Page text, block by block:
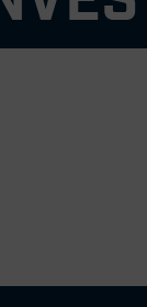
Anpassung